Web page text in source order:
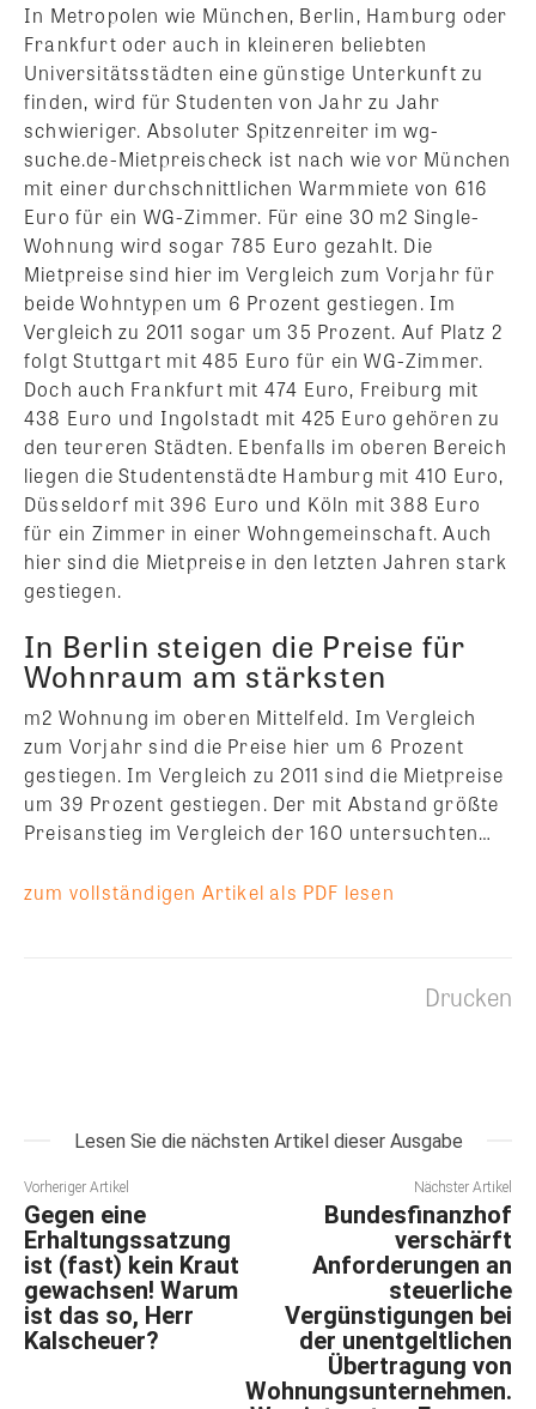
In Metropolen wie München, Berlin, Hamburg oder
Frankfurt oder auch in kleineren beliebten
Universitätsstädten eine günstige Unterkunft zu
finden, wird für Studenten von Jahr zu Jahr
schwieriger. Absoluter Spitzenreiter im wg-
suche.de-Mietpreischeck ist nach wie vor München
mit einer durchschnittlichen Warmmiete von 616
Euro für ein WG-Zimmer. Für eine 30 m2 Single-
Wohnung wird sogar 785 Euro gezahlt. Die
Mietpreise sind hier im Vergleich zum Vorjahr für
beide Wohntypen um 6 Prozent gestiegen. Im
Vergleich zu 2011 sogar um 35 Prozent. Auf Platz 2
folgt Stuttgart mit 485 Euro für ein WG-Zimmer.
Doch auch Frankfurt mit 474 Euro, Freiburg mit
438 Euro und Ingolstadt mit 425 Euro gehören zu
den teureren Städten. Ebenfalls im oberen Bereich
liegen die Studentenstädte Hamburg mit 410 Euro,
Düsseldorf mit 396 Euro und Köln mit 388 Euro
für ein Zimmer in einer Wohngemeinschaft. Auch
hier sind die Mietpreise in den letzten Jahren stark
gestiegen.
In Berlin steigen die Preise für
Wohnraum am stärksten
m2 Wohnung im oberen Mittelfeld. Im Vergleich
zum Vorjahr sind die Preise hier um 6 Prozent
gestiegen. Im Vergleich zu 2011 sind die Mietpreise
um 39 Prozent gestiegen. Der mit Abstand größte
Preisanstieg im Vergleich der 160 untersuchten…
zum vollständigen Artikel als PDF lesen
Drucken
Lesen Sie die nächsten Artikel dieser Ausgabe
Vorheriger Artikel
Gegen eine
Erhaltungssatzung
ist (fast) kein Kraut
gewachsen! Warum
ist das so, Herr
Kalscheuer?
Nächster Artikel
Bundesfinanzhof
verschärft
Anforderungen an
steuerliche
Vergünstigungen bei
der unentgeltlichen
Übertragung von
Wohnungsunternehmen.